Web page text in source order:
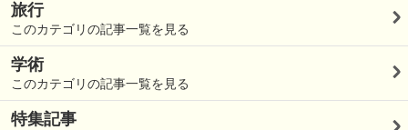
旅行
このカテゴリの記事一覧を見る
学術
このカテゴリの記事一覧を見る
特集記事